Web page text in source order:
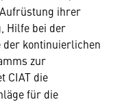
ihrer
Hilfe bei der
der kontinuierlichen
zur
CIAT die
für die